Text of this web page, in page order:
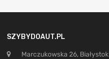
SZYBYDOAUT.PL
Marczukowska 26, Białystok